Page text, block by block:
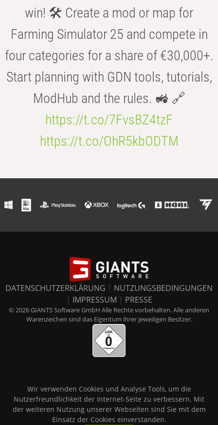
win! 🛠️ Create a mod or map for
Farming Simulator 25 and compete in
four categories for a share of €30,000+.
Start planning with GDN tools, tutorials,
ModHub and the rules. 🚜 🔗
https://t.co/7FvsBZ4tzF
https://t.co/OhR5kbODTM
DATENSCHUTZERKLÄRUNG | NUTZUNGSBEDINGUNGEN
| IMPRESSUM | PRESSE
© 2026 GIANTS Software GmbH Alle Rechte vorbehalten. Alle anderen
Warenzeichen sind das Eigentum ihrer jeweiligen Besitzer.
Wir verwenden Cookies und Analyse Tools, um die
Nutzerfreundlichkeit der Internet-Seite zu verbessern. Mit
der weiteren Nutzung unserer Webseiten sind Sie mit dem
Einsatz der Cookies einverstanden.